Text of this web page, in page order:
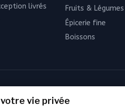
livrés
Fruits & Légumes
Épicerie fine
Boissons
vie privée